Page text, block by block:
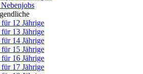
für 12 Jährige
für 13 Jährige
für 14 Jährige
für 15 Jährige
für 16 Jährige
für 17 Jährige